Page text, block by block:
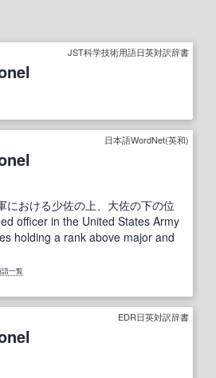
JST科学技術用語日英対訳辞書
日本語WordNet(英和)
における少佐の上、大佐の下の位
officer in the United States Army
holding a rank above major and
語一覧
EDR日英対訳辞書